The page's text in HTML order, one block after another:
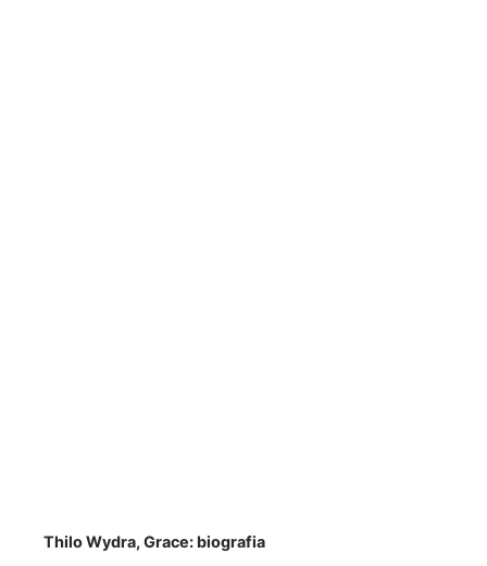
Thilo Wydra, Grace: biografia